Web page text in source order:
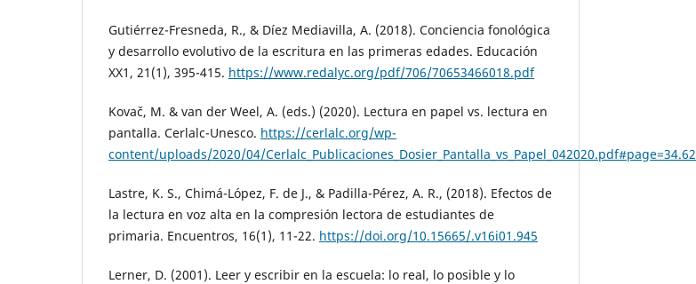
Gutiérrez-Fresneda, R., & Díez Mediavilla, A. (2018). Conciencia fonológica
y desarrollo evolutivo de la escritura en las primeras edades. Educación
XX1, 21(1), 395-415. https://www.redalyc.org/pdf/706/70653466018.pdf
Kovač, M. & van der Weel, A. (eds.) (2020). Lectura en papel vs. lectura en
pantalla. Cerlalc-Unesco. https://cerlalc.org/wp-
content/uploads/2020/04/Cerlalc_Publicaciones_Dosier_Pantalla_vs_Papel_042020.pdf#page=34.62
Lastre, K. S., Chimá-López, F. de J., & Padilla-Pérez, A. R., (2018). Efectos de
la lectura en voz alta en la compresión lectora de estudiantes de
primaria. Encuentros, 16(1), 11-22. https://doi.org/10.15665/.v16i01.945
Lerner, D. (2001). Leer y escribir en la escuela: lo real, lo posible y lo